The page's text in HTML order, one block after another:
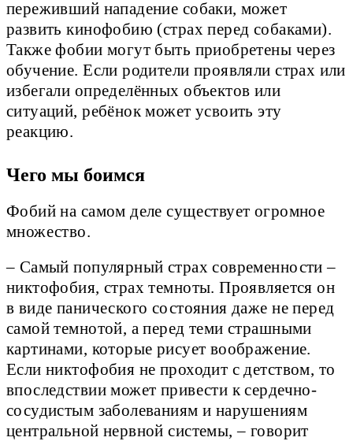
переживший нападение собаки, может
развить кинофобию (страх перед собаками).
Также фобии могут быть приобретены через
обучение. Если родители проявляли страх или
избегали определённых объектов или
ситуаций, ребёнок может усвоить эту
реакцию.
Чего мы боимся
Фобий на самом деле существует огромное
множество.
– Самый популярный страх современности –
никтофобия, страх темноты. Проявляется он
в виде панического состояния даже не перед
самой темнотой, а перед теми страшными
картинами, которые рисует воображение.
Если никтофобия не проходит с детством, то
впоследствии может привести к сердечно-
сосудистым заболеваниям и нарушениям
центральной нервной системы, – говорит